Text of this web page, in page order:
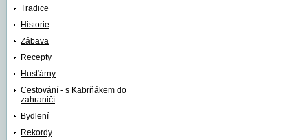
Tradice
Historie
Zábava
Recepty
Husťárny
Cestování - s Kabrňákem do
zahraničí
Bydlení
Rekordy